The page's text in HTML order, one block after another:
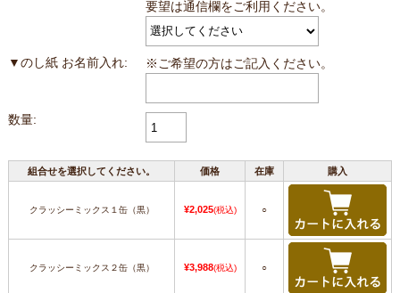
要望は通信欄をご利用ください。
▼のし紙 お名前入れ: ※ご希望の方はご記入ください。
数量:
組合せを選択してください。 価格 在庫 購入
クラッシーミックス１缶（黒） ¥2,025(税込) ○
クラッシーミックス２缶（黒） ¥3,988(税込) ○